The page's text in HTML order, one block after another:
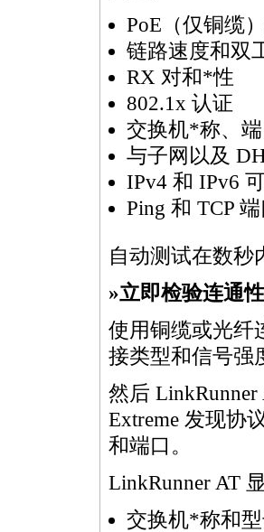
PoE（仅铜缆
链路速度和双
RX 对和*性
802.1x 认证
交换机*称、
与子网以及
IPv4 和 IPv6
Ping 和 TCP
自动测试在数秒
»立即检验连通
使用铜缆或光纤
接类型和信号强
然后
Extreme 发现协
和端口。
LinkRunner AT
交换机*称和